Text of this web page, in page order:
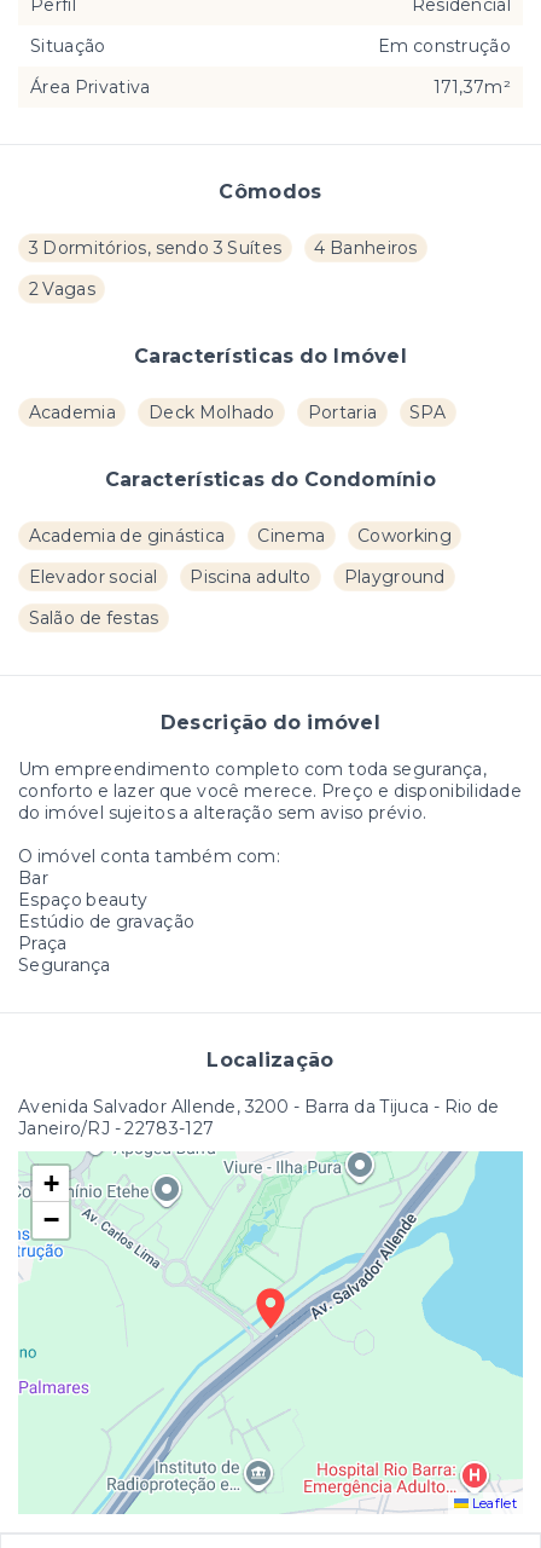
Cômodos
3 Dormitórios, sendo 3 Suítes
4 Banheiros
2 Vagas
Características do Imóvel
Academia Deck Molhado Portaria SPA
Características do Condomínio
Academia de ginástica Cinema
Coworking
Elevador social
Piscina adulto
Playground
Salão de festas
Descrição do imóvel
Um empreendimento completo com toda segurança,
conforto e lazer que você merece. Preço e disponibilidade
do imóvel sujeitos a alteração sem aviso prévio.
O imóvel conta também com:
Bar
Espaço beauty
Estúdio de gravação
Praça
Segurança
Localização
Avenida Salvador Allende, 3200 - Barra da Tijuca - Rio de
Janeiro/RJ - 22783-127
+
−
Leaflet
Situação
Em construção
Área Privativa
171,37m²